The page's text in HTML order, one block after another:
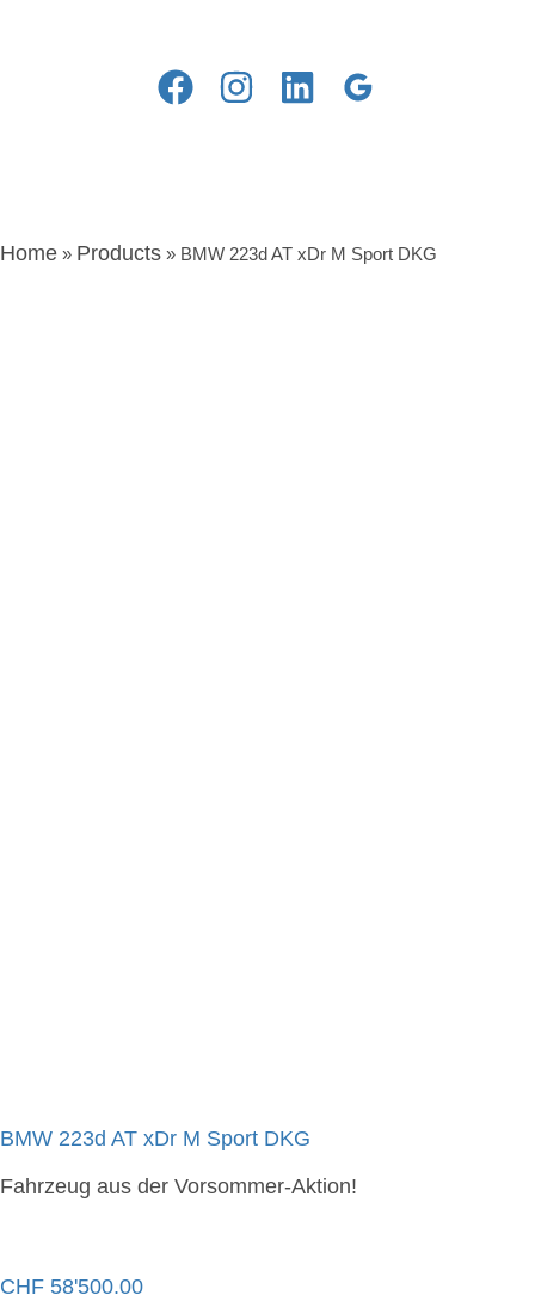
Home » Products » BMW 223d AT xDr M Sport DKG
BMW 223d AT xDr M Sport DKG
Fahrzeug aus der Vorsommer-Aktion!
CHF 58'500.00